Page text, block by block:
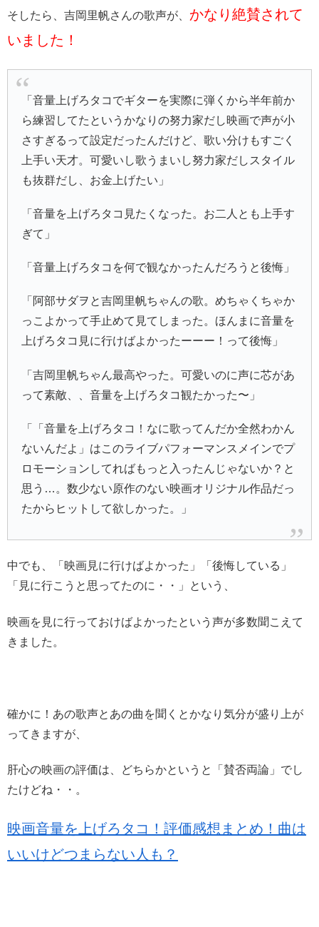
そしたら、吉岡里帆さんの歌声が、 かなり絶賛されて
いました！
「音量上げろタコでギターを実際に弾くから半年前か
ら練習してたというかなりの努力家だし映画で声が小
さすぎるって設定だったんだけど、歌い分けもすごく
上手い天才。可愛いし歌うまいし努力家だしスタイル
も抜群だし、お金上げたい」
「音量を上げろタコ見たくなった。お二人とも上手す
ぎて」
「音量上げろタコを何で観なかったんだろうと後悔」
「阿部サダヲと吉岡里帆ちゃんの歌。めちゃくちゃか
っこよかって手止めて見てしまった。ほんまに音量を
上げろタコ見に行けばよかったーーー！って後悔」
「吉岡里帆ちゃん最高やった。可愛いのに声に芯があ
って素敵、、音量を上げろタコ観たかった〜」
「「音量を上げろタコ！なに歌ってんだか全然わかん
ないんだよ」はこのライブパフォーマンスメインでプ
ロモーションしてればもっと入ったんじゃないか？と
思う…。数少ない原作のない映画オリジナル作品だっ
たからヒットして欲しかった。」
中でも、「映画見に行けばよかった」「後悔している」
「見に行こうと思ってたのに・・」という、
映画を見に行っておけばよかったという声が多数聞こえて
きました。
確かに！あの歌声とあの曲を聞くとかなり気分が盛り上が
ってきますが、
肝心の映画の評価は、どちらかというと「賛否両論」でし
たけどね・・。
映画音量を上げろタコ！評価感想まとめ！曲は
いいけどつまらない人も？